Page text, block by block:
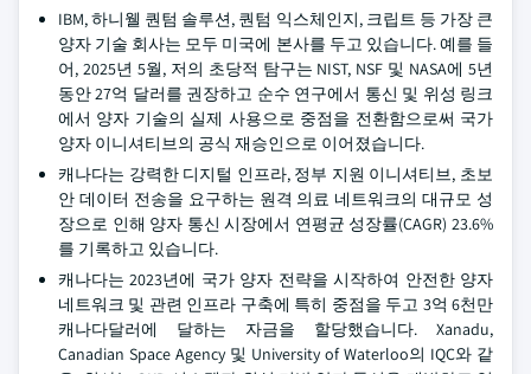
IBM, 하니웰 퀀텀 솔루션, 퀀텀 익스체인지, 크립트 등 가장 큰
양자 기술 회사는 모두 미국에 본사를 두고 있습니다. 예를 들
어, 2025년 5월, 저의 초당적 탐구는 NIST, NSF 및 NASA에 5년
동안 27억 달러를 권장하고 순수 연구에서 통신 및 위성 링크
에서 양자 기술의 실제 사용으로 중점을 전환함으로써 국가
양자 이니셔티브의 공식 재승인으로 이어졌습니다.
캐나다는 강력한 디지털 인프라, 정부 지원 이니셔티브, 초보
안 데이터 전송을 요구하는 원격 의료 네트워크의 대규모 성
장으로 인해 양자 통신 시장에서 연평균 성장률(CAGR) 23.6%
를 기록하고 있습니다.
캐나다는 2023년에 국가 양자 전략을 시작하여 안전한 양자
네트워크 및 관련 인프라 구축에 특히 중점을 두고 3억 6천만
캐나다달러에 달하는 자금을 할당했습니다. Xanadu,
Canadian Space Agency 및 University of Waterloo의 IQC와 같